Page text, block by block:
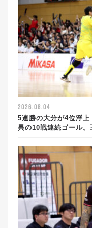
2026.08.04
5連勝の大分が4位浮
異の10戦連続ゴール